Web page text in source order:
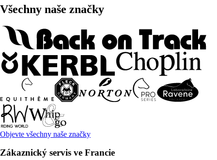
Všechny naše značky
Objevte všechny naše značky
Zákaznický servis ve Francie